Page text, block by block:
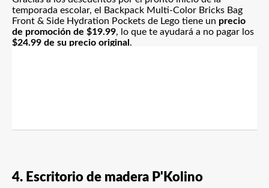
temporada escolar, el Backpack Multi-Color Bricks Bag
Front & Side Hydration Pockets de Lego tiene un precio
de promoción de $19.99, lo que te ayudará a no pagar los
$24.99 de su precio original .
4. Escritorio de madera P'Kolino